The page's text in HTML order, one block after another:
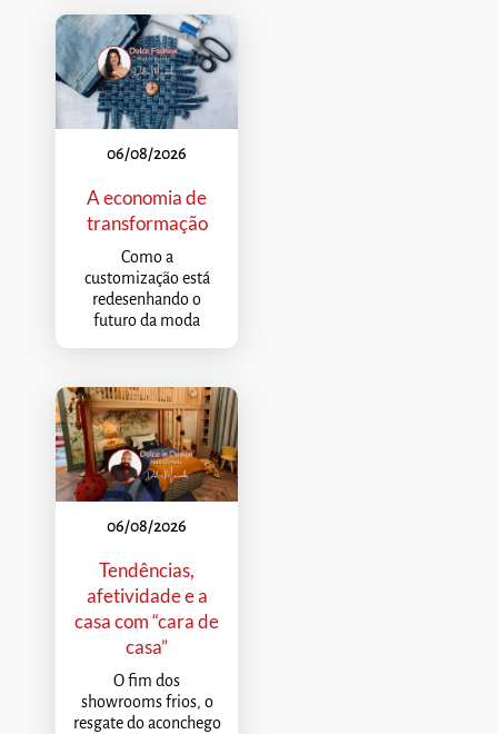
06/08/2026
A economia de
transformação
Como a
customização está
redesenhando o
futuro da moda
06/08/2026
Tendências,
afetividade e a
casa com “cara de
casa”
O fim dos
showrooms frios, o
resgate do aconchego